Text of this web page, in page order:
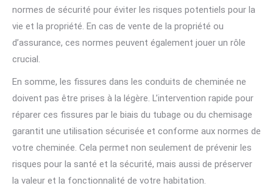
normes de sécurité pour éviter les risques potentiels pour la
vie et la propriété. En cas de vente de la propriété ou
d’assurance, ces normes peuvent également jouer un rôle
crucial.
En somme, les fissures dans les conduits de cheminée ne
doivent pas être prises à la légère. L’intervention rapide pour
réparer ces fissures par le biais du tubage ou du chemisage
garantit une utilisation sécurisée et conforme aux normes de
votre cheminée. Cela permet non seulement de prévenir les
risques pour la santé et la sécurité, mais aussi de préserver
la valeur et la fonctionnalité de votre habitation.